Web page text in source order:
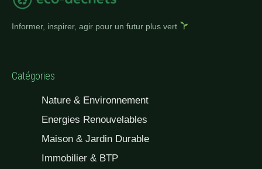
Informer, inspirer, agir pour un futur plus vert
Catégories
Nature & Environnement
Energies Renouvelables
Maison & Jardin Durable
Immobilier & BTP